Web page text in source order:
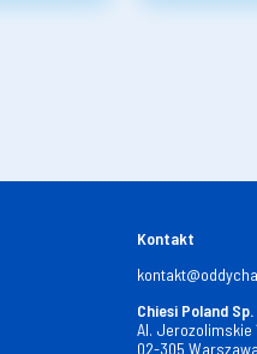
Kontakt
Chiesi Poland
Al. Jerozolimskie
02-305